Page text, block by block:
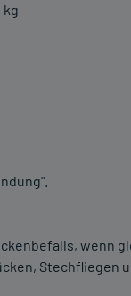
kg
wenn
Stechfliegen